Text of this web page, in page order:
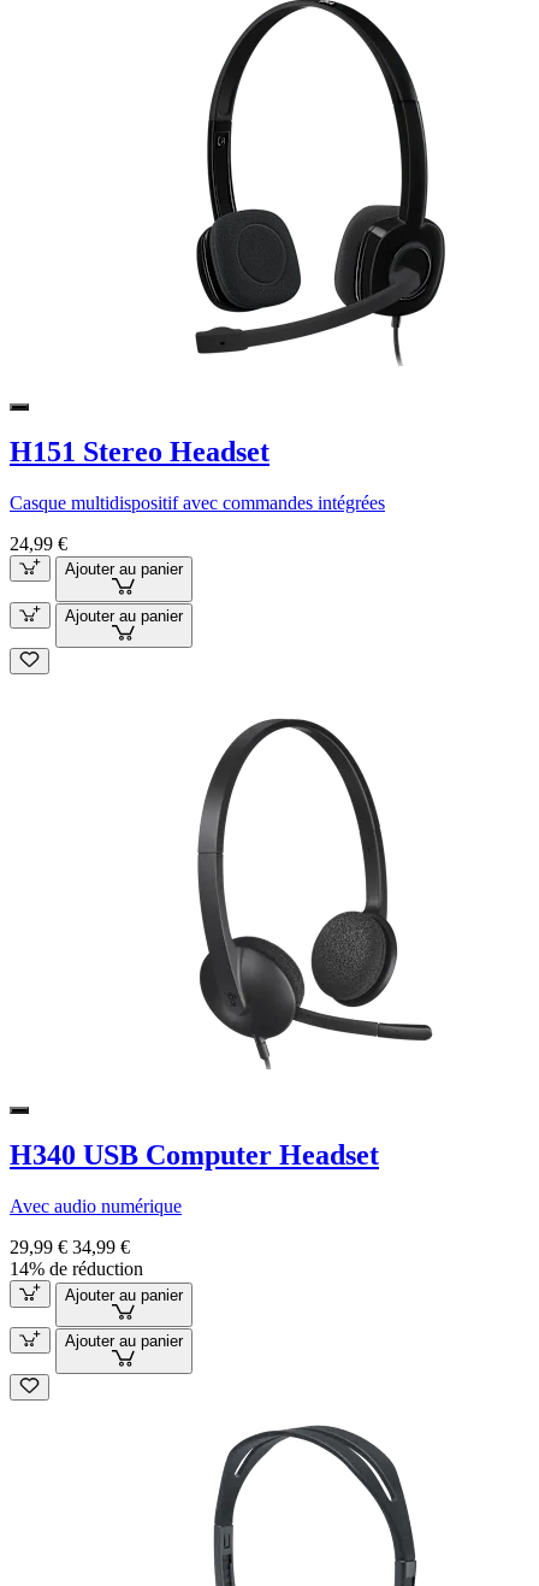
H151 Stereo Headset
Casque multidispositif avec commandes intégrées
24,99 €
Ajouter au panier
Ajouter au panier
H340 USB Computer Headset
Avec audio numérique
29,99 € 34,99 €
14% de réduction
Ajouter au panier
Ajouter au panier